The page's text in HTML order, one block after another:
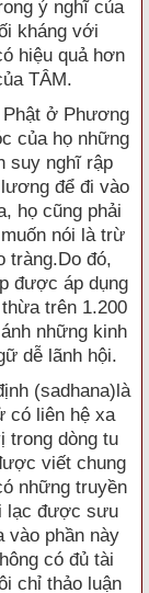
ý nghĩ của
kháng với
hiệu quả hơn
TÂM.
ở Phương
của họ những
suy nghĩ rập
để đi vào
họ cũng phải
nói là trừ
tràng.Do đó,
được áp dụng
trên 1.200
những kinh
dễ lãnh hội.
(sadhana)là
có liên hệ xa
trong dòng tu
viết chung
những truyền
lạc được sưu
vào phần này
có đủ tài
chỉ thảo luận